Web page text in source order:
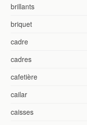
brillants
briquet
cadre
cadres
cafetière
cailar
caisses